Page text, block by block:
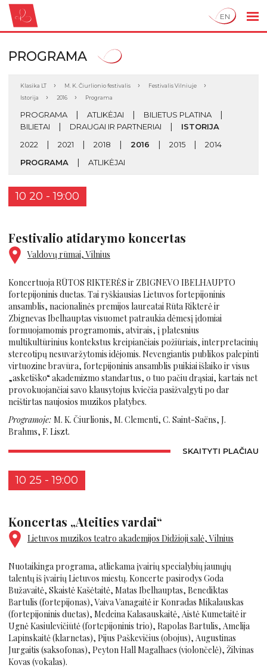
EN
PROGRAMA
Klasika LT M. K. Čiurlionio festivalis
Festivalis Vilniuje
Istorija
2016 Programa
PROGRAMA ATLIKĖJAI
BILIETUS PLATINA
BILIETAI
DRAUGAI IR PARTNERIAI
ISTORIJA
2022
2021 2018 2016 2015
2014
PROGRAMA
ATLIKĖJAI
10 20 - 19:00
Festivalio atidarymo koncertas
Valdovų rūmai, Vilnius
Koncertuoja RŪTOS RIKTERĖS ir ZBIGNEVO IBELHAUPTO
fortepijoninis duetas. Tai ryškiausias Lietuvos fortepijoninis
ansamblis, nacionalinės premijos laureatai Rūta Rikterė ir
Zbignevas Ibelhauptas visuomet patraukia dėmesį įdomiai
formuojamomis programomis, atvirais, į platesnius
multikultūrinius kontekstus kreipiančiais požiūriais, interpretacinių
stereotipų nesuvaržytomis idėjomis. Nevengiantis publikos palepinti
virtuozine bravūra, fortepijoninis ansamblis puikiai išlaiko ir visus
„asketiško“ akademizmo standartus, o tuo pačiu drąsiai, kartais net
provokuojančiai savo klausytojus kviečia pasižvalgyti po dar
neištirtas naujosios muzikos platybes.
Programoje: M. K. Čiurlionis, M. Clementi, C. Saint-Saëns, J.
Brahms, F. Liszt.
SKAITYTI PLAČIAU
10 25 - 19:00
Koncertas „Ateities vardai“
Lietuvos muzikos teatro akademijos Didžioji salė, Vilnius
Nuotaikinga programa, atliekama įvairių specialybių jaunųjų
talentų iš įvairių Lietuvos miestų. Koncerte pasirodys Goda
Bužavaitė, Skaistė Kašėtaitė, Matas Ibelhauptas, Benediktas
Bartulis (fortepijonas), Vaiva Vanagaitė ir Konradas Mikalauskas
(fortepijoninis duetas), Medeina Kalasauskaitė, Aistė Kumetaitė ir
Ugnė Kasiulevičiūtė (fortepijoninis trio), Rapolas Bartulis, Amelija
Lapinskaitė (klarnetas), Pijus Paškevičius (obojus), Augustinas
Jurgaitis (saksofonas), Peyton Hall Magalhaes (violončelė), Žilvinas
Kovas (vokalas).